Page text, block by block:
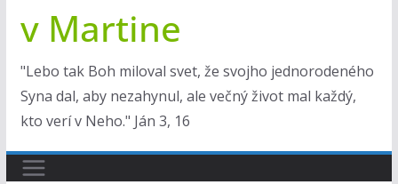
v Martine
"Lebo tak Boh miloval svet, že svojho jednorodeného
Syna dal, aby nezahynul, ale večný život mal každý,
kto verí v Neho." Ján 3, 16